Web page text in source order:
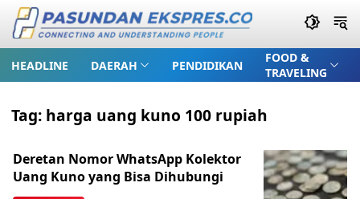
HEADLINE DAERAH PENDIDIKAN
FOOD &
TRAVELING
Tag: harga uang kuno 100 rupiah
Deretan Nomor WhatsApp Kolektor
Uang Kuno yang Bisa Dihubungi